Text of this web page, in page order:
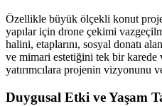
Özellikle büyük ölçekli konut
yapılar için drone çekimi
halini, etaplarını, sosyal donatı
ve mimari estetiğini tek bir karede
yatırımcılara projenin vizyonunu
Duygusal Etki ve Yaşam